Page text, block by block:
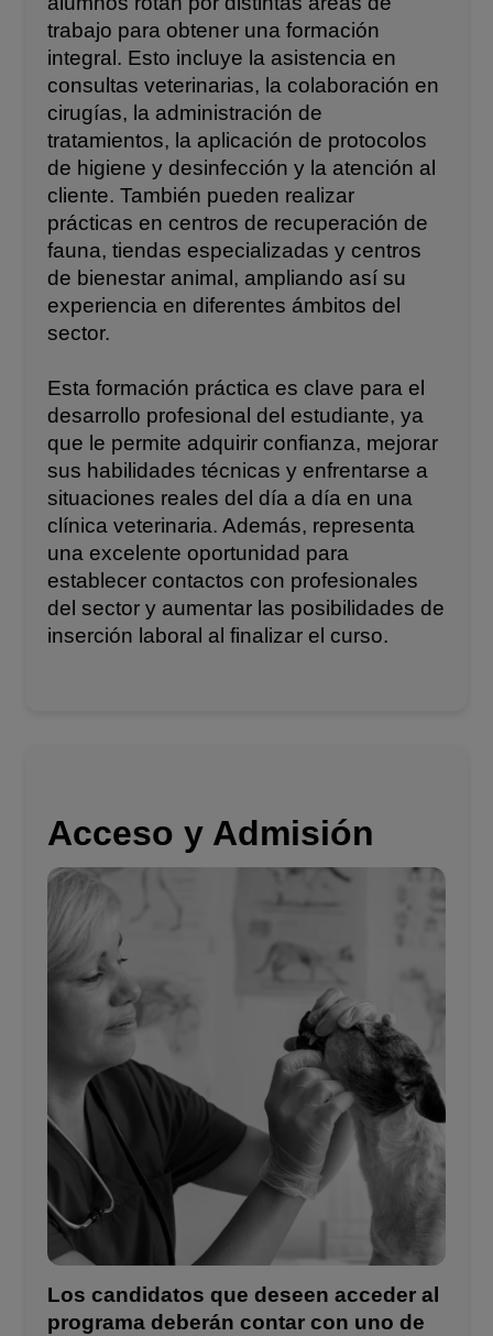
trabajo para obtener una formación
integral. Esto incluye la asistencia en
consultas veterinarias, la colaboración en
cirugías, la administración de
tratamientos, la aplicación de protocolos
de higiene y desinfección y la atención al
cliente. También pueden realizar
prácticas en centros de recuperación de
fauna, tiendas especializadas y centros
de bienestar animal, ampliando así su
experiencia en diferentes ámbitos del
sector.
Esta formación práctica es clave para el
desarrollo profesional del estudiante, ya
que le permite adquirir confianza, mejorar
sus habilidades técnicas y enfrentarse a
situaciones reales del día a día en una
clínica veterinaria. Además, representa
una excelente oportunidad para
establecer contactos con profesionales
del sector y aumentar las posibilidades de
inserción laboral al finalizar el curso.
Acceso y Admisión
Los candidatos que deseen acceder al
programa deberán contar con uno de